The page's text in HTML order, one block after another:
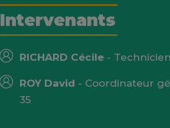
Intervenants
RICHARD Cécile -
ROY David - Coordinateur
35